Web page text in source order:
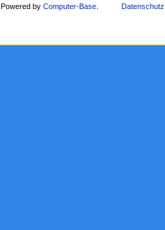
Powered byComputer-Base Datenschutz